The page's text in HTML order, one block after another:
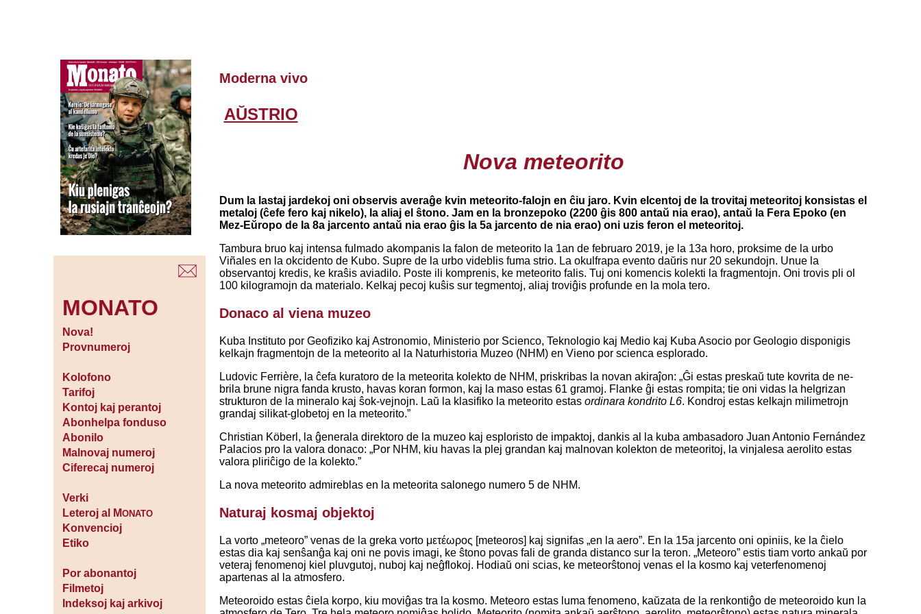
MONATO
Nova!
Provnumeroj
Kolofono
Tarifoj
Kontoj kaj perantoj
Abonhelpa fonduso
Abonilo
Malnovaj numeroj
Ciferecaj numeroj
Verki
Leteroj al MONATO
Konvencioj
Etiko
Por abonantoj
Filmetoj
Indeksoj kaj arkivoj
Moderna vivo
AŬSTRIO
Nova meteorito
Dum la lastaj jardekoj oni observis averaĝe kvin meteorito-falojn en ĉiu jaro. Kvin elcentoj de la trovitaj meteoritoj konsistas el
metaloj (ĉefe fero kaj nikelo), la aliaj el ŝtono. Jam en la bronzepoko (2200 ĝis 800 antaŭ nia erao), antaŭ la Fera Epoko (en
Mez-Eŭropo de la 8a jarcento antaŭ nia erao ĝis la 5a jarcento de nia erao) oni uzis feron el meteoritoj.
Tambura bruo kaj intensa fulmado akompanis la falon de meteorito la 1an de februaro 2019, je la 13a horo, proksime de la urbo
Viñales en la okcidento de Kubo. Supre de la urbo videblis fuma strio. La okulfrapa evento daŭris nur 20 sekundojn. Unue la
observantoj kredis, ke kraŝis aviadilo. Poste ili komprenis, ke meteorito falis. Tuj oni komencis kolekti la fragmentojn. Oni trovis pli ol
100 kilogramojn da materialo. Kelkaj pecoj kuŝis sur tegmentoj, aliaj troviĝis profunde en la mola tero.
Donaco al viena muzeo
Kuba Instituto por Geofiziko kaj Astronomio, Ministerio por Scienco, Teknologio kaj Medio kaj Kuba Asocio por Geologio disponigis
kelkajn fragmentojn de la meteorito al la Naturhistoria Muzeo (NHM) en Vieno por scienca esplorado.
Ludovic Ferrière, la ĉefa kuratoro de la meteorita kolekto de NHM, priskribas la novan akiraĵon: „Ĝi estas preskaŭ tute kovrita de ne-
brila brune nigra fanda krusto, havas koran formon, kaj la maso estas 61 gramoj. Flanke ĝi estas rompita; tie oni vidas la helgrizan
strukturon de la mineralo kaj ŝok-vejnojn. Laŭ la klasifiko la meteorito estas ordinara kondrito L6. Kondroj estas kelkajn milimetrojn
grandaj silikat-globetoj en la meteorito.”
Christian Köberl, la ĝenerala direktoro de la muzeo kaj esploristo de impaktoj, dankis al la kuba ambasadoro Juan Antonio Fernández
Palacios pro la valora donaco: „Por NHM, kiu havas la plej grandan kaj malnovan kolekton de meteoritoj, la vinjalesa aerolito estas
valora pliriĉigo de la kolekto.”
La nova meteorito admireblas en la meteorita salonego numero 5 de NHM.
Naturaj kosmaj objektoj
La vorto „meteoro” venas de la greka vorto μετέωρος [meteoros] kaj signifas „en la aero”. En la 15a jarcento oni opiniis, ke la ĉielo
estas dia kaj senŝanĝa kaj oni ne povis imagi, ke ŝtono povas fali de granda distanco sur la teron. „Meteoro” estis tiam vorto ankaŭ por
veteraj fenomenoj kiel pluvgutoj, nuboj kaj neĝflokoj. Hodiaŭ oni scias, ke meteorŝtonoj venas el la kosmo kaj veterfenomenoj
apartenas al la atmosfero.
Meteoroido estas ĉiela korpo, kiu moviĝas tra la kosmo. Meteoro estas luma fenomeno, kaŭzata de la renkontiĝo de meteoroido kun la